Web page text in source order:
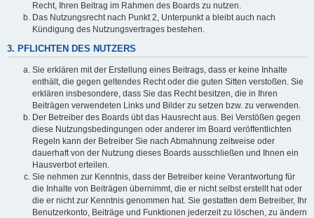
Recht, Ihren Beitrag im Rahmen des Boards zu nutzen.
Das Nutzungsrecht nach Punkt 2, Unterpunkt a bleibt auch nach
Kündigung des Nutzungsvertrages bestehen.
3. PFLICHTEN DES NUTZERS
Sie erklären mit der Erstellung eines Beitrags, dass er keine Inhalte
enthält, die gegen geltendes Recht oder die guten Sitten verstoßen. Sie
erklären insbesondere, dass Sie das Recht besitzen, die in Ihren
Beiträgen verwendeten Links und Bilder zu setzen bzw. zu verwenden.
Der Betreiber des Boards übt das Hausrecht aus. Bei Verstößen gegen
diese Nutzungsbedingungen oder anderer im Board veröffentlichten
Regeln kann der Betreiber Sie nach Abmahnung zeitweise oder
dauerhaft von der Nutzung dieses Boards ausschließen und Ihnen ein
Hausverbot erteilen.
Sie nehmen zur Kenntnis, dass der Betreiber keine Verantwortung für
die Inhalte von Beiträgen übernimmt, die er nicht selbst erstellt hat oder
die er nicht zur Kenntnis genommen hat. Sie gestatten dem Betreiber, Ihr
Benutzerkonto, Beiträge und Funktionen jederzeit zu löschen, zu ändern